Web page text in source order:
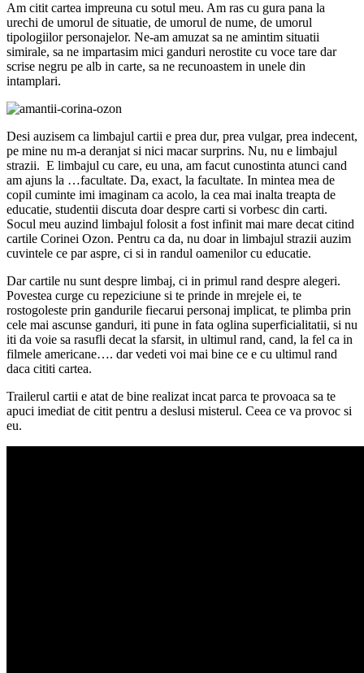
Am citit cartea impreuna cu sotul meu. Am ras cu gura pana la
urechi de umorul de situatie, de umorul de nume, de umorul
tipologiilor personajelor. Ne-am amuzat sa ne amintim situatii
simirale, sa ne impartasim mici ganduri nerostite cu voce tare dar
scrise negru pe alb in carte, sa ne recunoastem in unele din
intamplari.
Desi auzisem ca limbajul cartii e prea dur, prea vulgar, prea indecent,
pe mine nu m-a deranjat si nici macar surprins. Nu, nu e limbajul
strazii. E limbajul cu care, eu una, am facut cunostinta atunci cand
am ajuns la …facultate. Da, exact, la facultate. In mintea mea de
copil cuminte imi imaginam ca acolo, la cea mai inalta treapta de
educatie, studentii discuta doar despre carti si vorbesc din carti.
Socul meu auzind limbajul folosit a fost infinit mai mare decat citind
cartile Corinei Ozon. Pentru ca da, nu doar in limbajul strazii auzim
cuvintele ce par aspre, ci si in randul oamenilor cu educatie.
Dar cartile nu sunt despre limbaj, ci in primul rand despre alegeri.
Povestea curge cu repeziciune si te prinde in mrejele ei, te
rostogoleste prin gandurile fiecarui personaj implicat, te plimba prin
cele mai ascunse ganduri, iti pune in fata oglina superficialitatii, si nu
iti da voie sa rasufli decat la sfarsit, in ultimul rand, cand, la fel ca in
filmele americane…. dar vedeti voi mai bine ce e cu ultimul rand
daca cititi cartea.
Trailerul cartii e atat de bine realizat incat parca te provoaca sa te
apuci imediat de citit pentru a deslusi misterul. Ceea ce va provoc si
eu.